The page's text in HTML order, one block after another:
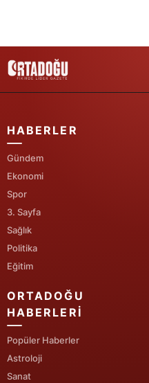
HABERLER
Gündem
Ekonomi
Spor
3. Sayfa
Sağlık
Politika
Eğitim
ORTADOĞU
HABERLERI
Popüler Haberler
Astroloji
Sanat